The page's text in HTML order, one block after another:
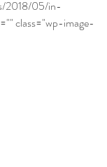
2018/05/in-
class="wp-image-